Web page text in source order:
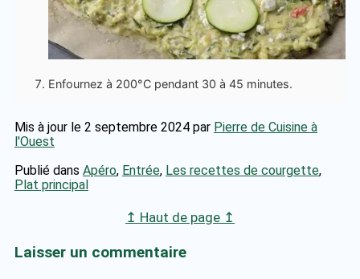
Enfournez à 200°C pendant 30 à 45 minutes.
Mis à jour le 2 septembre 2024 par Pierre de Cuisine à
l'Ouest
Publié dans Apéro, Entrée, Les recettes de courgette,
Plat principal
↥ Haut de page ↥
Laisser un commentaire